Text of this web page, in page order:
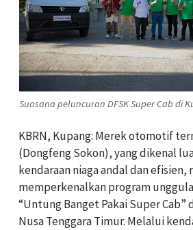
Suasana peluncuran DFSK Super Cab di
KBRN, Kupang: Merek otomotif
(Dongfeng Sokon), yang dikenal
kendaraan niaga andal dan efisien,
memperkenalkan program
“Untung Banget Pakai Super Cab”
Nusa Tenggara Timur. Melalui